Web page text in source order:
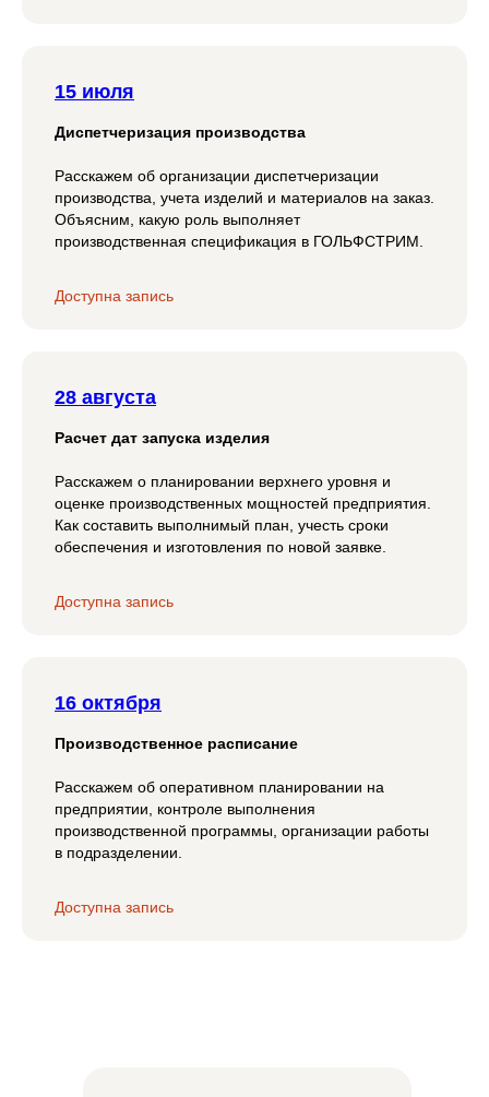
15 июля
Диспетчеризация производства
Расскажем об организации диспетчеризации
производства, учета изделий и материалов на заказ.
Объясним, какую роль выполняет
производственная спецификация в ГОЛЬФСТРИМ.
Доступна запись
28 августа
Расчет дат запуска изделия
Расскажем о планировании верхнего уровня и
оценке производственных мощностей предприятия.
Как составить выполнимый план, учесть сроки
обеспечения и изготовления по новой заявке.
Доступна запись
16 октября
Производственное расписание
Расскажем об оперативном планировании на
предприятии, контроле выполнения
производственной программы, организации работы
в подразделении.
Доступна запись